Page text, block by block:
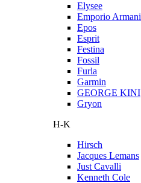
Elysee
Emporio Armani
Epos
Esprit
Festina
Fossil
Furla
Garmin
GEORGE KINI
Gryon
H-K
Hirsch
Jacques Lemans
Just Cavalli
Kenneth Cole